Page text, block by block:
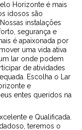
Horizonte é mais
idosos são
instalações
segurança e
é apaixonada por
uma vida ativa
lar onde podem
de atividades
Escolha o Lar
e
entes queridos na
e Qualificada.
teremos o